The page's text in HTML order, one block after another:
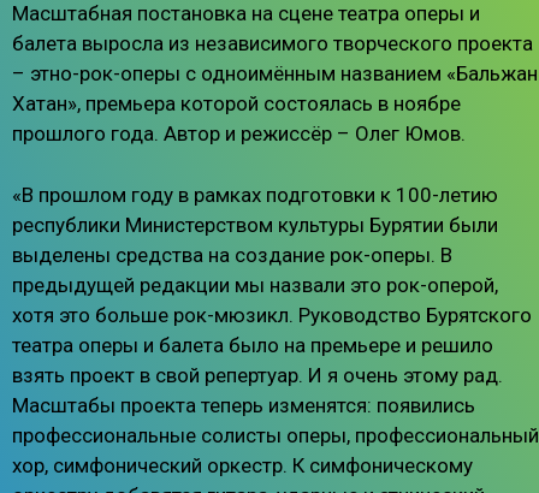
Масштабная постановка на сцене театра оперы и
балета выросла из независимого творческого проекта
– этно-рок-оперы с одноимённым названием «Бальжан
Хатан», премьера которой состоялась в ноябре
прошлого года. Автор и режиссёр – Олег Юмов.
«В прошлом году в рамках подготовки к 100-летию
республики Министерством культуры Бурятии были
выделены средства на создание рок-оперы. В
предыдущей редакции мы назвали это рок-оперой,
хотя это больше рок-мюзикл. Руководство Бурятского
театра оперы и балета было на премьере и решило
взять проект в свой репертуар. И я очень этому рад.
Масштабы проекта теперь изменятся: появились
профессиональные солисты оперы, профессиональный
хор, симфонический оркестр. К симфоническому